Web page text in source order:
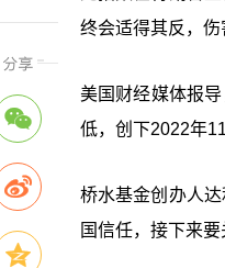
终会适得其反，伤
美国财经媒体报
低，创下2022年
桥水基金创办人
国信任，接下来